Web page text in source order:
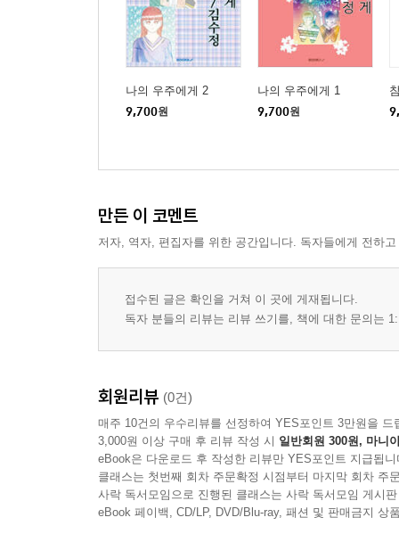
나의 우주에게 2
9,700원
나의 우주에게 1
9,700원
만든 이 코멘트
저자, 역자, 편집자를 위한 공간입니다. 독자들에게 전하
접수된 글은 확인을 거쳐 이 곳에 게재됩니다.
독자 분들의 리뷰는 리뷰 쓰기를, 책에 대한 문의는
회원리뷰 (0건)
매주 10건의 우수리뷰를 선정하여 YES포인트 3만원을 드
3,000원 이상 구매 후 리뷰 작성 시 일반회원 300원, 마니
eBook은 다운로드 후 작성한 리뷰만 YES포인트 지급됩니
클래스는 첫번째 회차 주문확정 시점부터 마지막 회차 주
사락 독서모임으로 진행된 클래스는 사락 독서모임 게시
eBook 페이백, CD/LP, DVD/Blu-ray, 패션 및 판매금지 상